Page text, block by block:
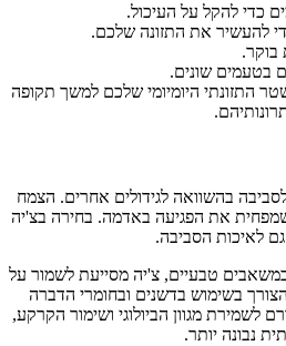
כדי להקל על העיכול.
להעשיר את התזונה שלכם.
בוקר.
בטעמים שונים.
התזונתי היומיומי שלכם למשך תקופה
לסביבה בהשוואה לגידולים אחרים. הצמח
שמפחית את הפגיעה באדמה. בחירה בצ'יה
לאיכות הסביבה.
טבעיים, צ'יה מסייעת לשמור על
בשימוש בדשנים ובחומרי הדברה
לשמירת מגוון הביולוגי ושימור הקרקע,
נבונה יותר.